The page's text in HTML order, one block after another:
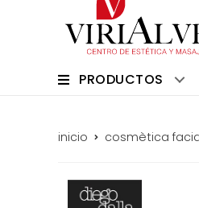
PRODUCTOS
inicio cosmètica